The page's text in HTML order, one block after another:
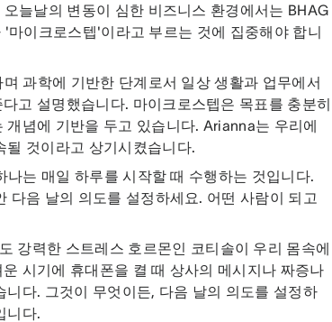
늘날의 변동이 심한 비즈니스 환경에서는 BHAG
이크로스텝'이라고 부르는 것에 집중해야 합니
과학에 기반한 단계로서 일상 생활과 업무에서
고 설명했습니다. 마이크로스텝은 목표를 충분히
념에 기반을 두고 있습니다. Arianna는 우리에
될 것이라고 상기시켰습니다.
는 매일 하루를 시작할 때 수행하는 것입니다.
다음 날의 의도를 설정하세요. 어떤 사람이 되고
강력한 스트레스 호르몬인 코티솔이 우리 몸속에
시기에 휴대폰을 켤 때 상사의 메시지나 짜증나
다. 그것이 무엇이든, 다음 날의 의도를 설정하
니다.